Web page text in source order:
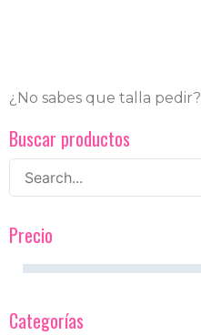
¿No sabes que talla pedir?
Buscar productos
Precio
Categorías